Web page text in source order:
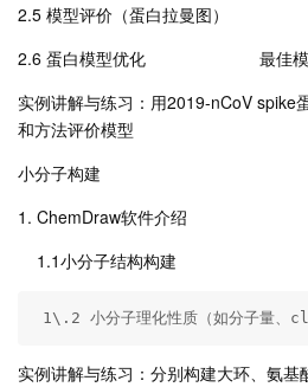
2.5 模型评价（蛋白拉曼图）
2.6 蛋白模型优化 最佳模型结
实例讲解与练习：用2019-nCoV spike
和方法评价模型
小分子构建
1. ChemDraw软件介绍
1.1小分子结构构建
1\.2 小分子理化性质（如分子量、
实例讲解与练习：分别构建大环、氨基